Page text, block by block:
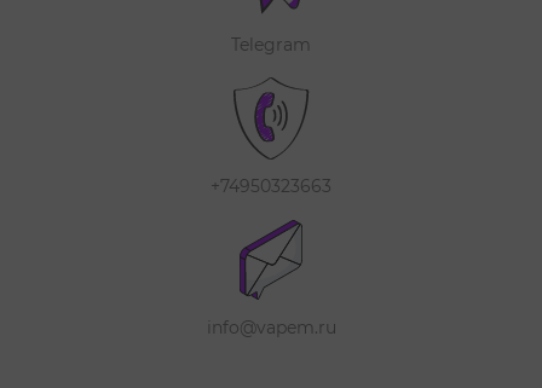
Telegram
+74950323663
info@vapem.ru